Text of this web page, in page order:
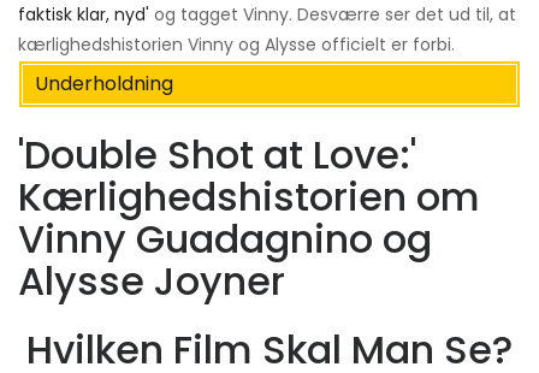
faktisk klar, nyd' og tagget Vinny. Desværre ser det ud til, at
kærlighedshistorien Vinny og Alysse officielt er forbi.
Underholdning
'Double Shot at Love:'
Kærlighedshistorien om
Vinny Guadagnino og
Alysse Joyner
Hvilken Film Skal Man Se?